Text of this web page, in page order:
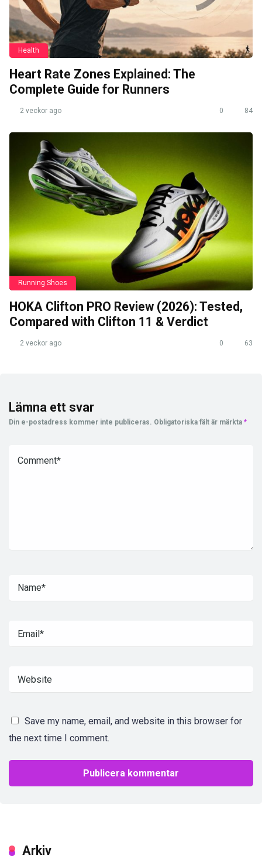
Health
Heart Rate Zones Explained: The
Complete Guide for Runners
2 veckor ago 0 84
Running Shoes
HOKA Clifton PRO Review (2026): Tested,
Compared with Clifton 11 & Verdict
2 veckor ago 0 63
Lämna ett svar
Din e-postadress kommer inte publiceras. Obligatoriska fält är märkta *
Save my name, email, and website in this browser for
the next time I comment.
Arkiv